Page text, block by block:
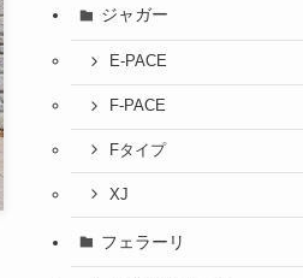
ジャガー
E-PACE
F-PACE
Fタイプ
XJ
フェラーリ